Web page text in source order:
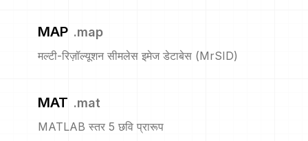
MAP .map
मल्टी-रिज़ॉल्यूशन सीमलेस इमेज डेटाबेस (MrSID)
MAT .mat
MATLAB स्तर 5 छवि प्रारूप